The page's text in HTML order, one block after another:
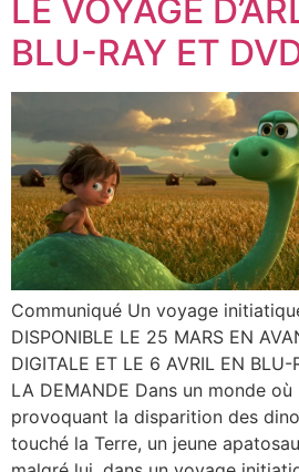
LE VOYAGE
BLU-RAY ET
Communiqué Un voyage
DISPONIBLE LE 25 MARS EN
DIGITALE ET LE 6 AVRIL EN
LA DEMANDE Dans un monde où
provoquant la disparition des
touché la Terre, un jeune